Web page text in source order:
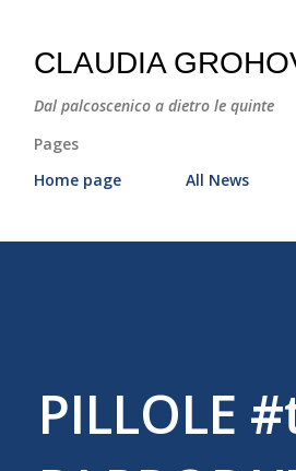
CLAUDIA
Dal palcoscenico a dietro le quinte
Pages
Home page
All News
PILLOLE